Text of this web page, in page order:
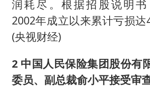
润耗尽。根据招股说明书
2002年成立以来累计亏损达
(央视财经)
2 中国人民保险集团股份有
委员、副总裁俞小平接受审